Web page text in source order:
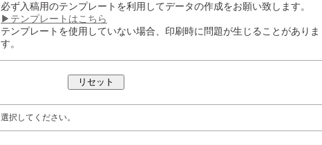
必ず入稿用のテンプレートを利用してデータの作成をお願い致します。
▶テンプレートはこちら
テンプレートを使用していない場合、印刷時に問題が生じることがありま
す。
選択してください。